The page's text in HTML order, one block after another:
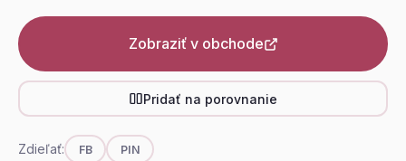
Zobraziť v obchode
Pridať na porovnanie
Zdieľať: FB PIN